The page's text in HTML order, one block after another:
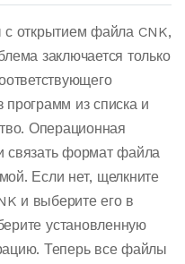
открытием файла CNK,
заключается только
из списка и
Операционная
связать формат файла
Если нет, щелкните
и выберите его в
установленную
Теперь все файлы